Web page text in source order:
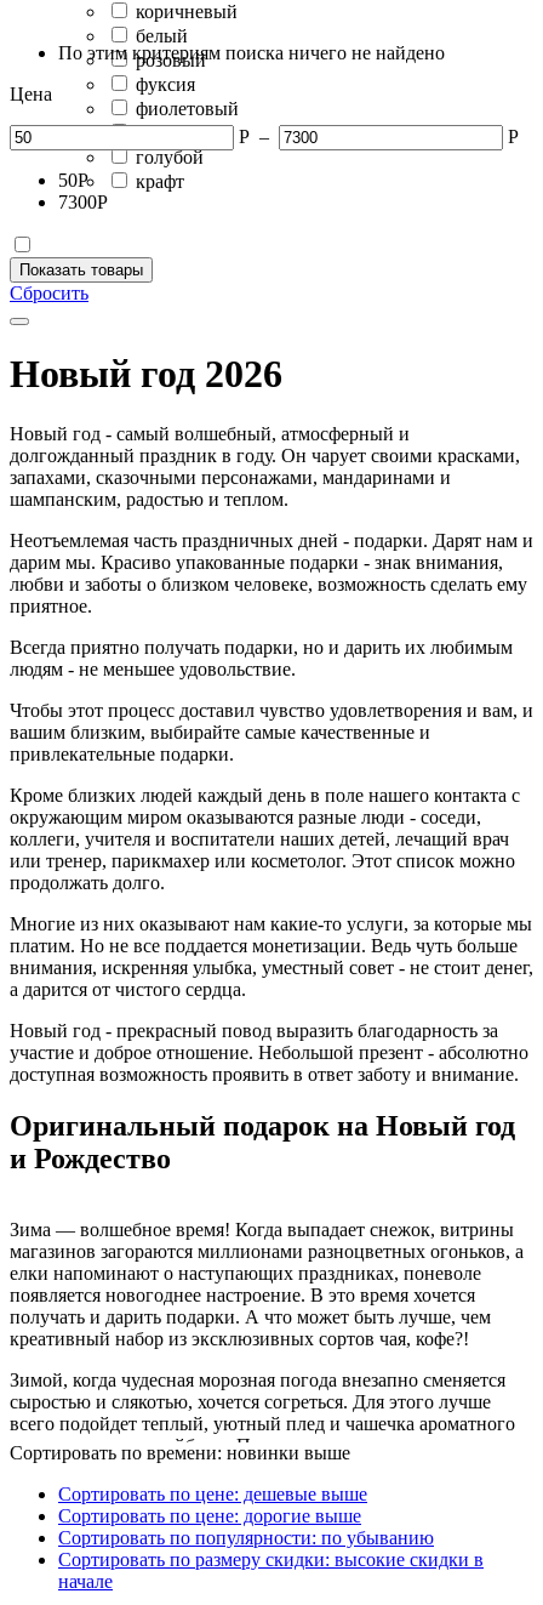
коричневый
белый
розовый
фуксия
фиолетовый
сиреневый
голубой
крафт
По этим критериям поиска ничего не найдено
Цена
Р – Р
50Р
7300Р
Показать товары
Сбросить
Новый год 2026
Новый год - самый волшебный, атмосферный и
долгожданный праздник в году. Он чарует своими красками,
запахами, сказочными персонажами, мандаринами и
шампанским, радостью и теплом.
Неотъемлемая часть праздничных дней - подарки. Дарят нам и
дарим мы. Красиво упакованные подарки - знак внимания,
любви и заботы о близком человеке, возможность сделать ему
приятное.
Всегда приятно получать подарки, но и дарить их любимым
людям - не меньшее удовольствие.
Чтобы этот процесс доставил чувство удовлетворения и вам, и
вашим близким, выбирайте самые качественные и
привлекательные подарки.
Кроме близких людей каждый день в поле нашего контакта с
окружающим миром оказываются разные люди - соседи,
коллеги, учителя и воспитатели наших детей, лечащий врач
или тренер, парикмахер или косметолог. Этот список можно
продолжать долго.
Многие из них оказывают нам какие-то услуги, за которые мы
платим. Но не все поддается монетизации. Ведь чуть больше
внимания, искренняя улыбка, уместный совет - не стоит денег,
а дарится от чистого сердца.
Новый год - прекрасный повод выразить благодарность за
участие и доброе отношение. Небольшой презент - абсолютно
доступная возможность проявить в ответ заботу и внимание.
Оригинальный подарок на Новый год
и Рождество
Зима — волшебное время! Когда выпадает снежок, витрины
магазинов загораются миллионами разноцветных огоньков, а
елки напоминают о наступающих праздниках, поневоле
появляется новогоднее настроение. В это время хочется
получать и дарить подарки. А что может быть лучше, чем
креативный набор из эксклюзивных сортов чая, кофе?!
Зимой, когда чудесная морозная погода внезапно сменяется
сыростью и слякотью, хочется согреться. Для этого лучше
всего подойдет теплый, уютный плед и чашечка ароматного
пуэра, улуна или ройбуша. Поэтому неудивительно, что в
интернет-магазине «Семь чашек» очень часто на Новый год,
Рождество клиенты хотят купить подарки из чая и кофе в
необычной упаковке. В нашем каталоге представлены
подарочные коробки, букеты, корзины и даже презенты в
форме торта, корабля или веера.
Сортировать по времени: новинки выше
Сортировать по цене: дешевые выше
Сортировать по цене: дорогие выше
Сортировать по популярности: по убыванию
Сортировать по размеру скидки: высокие скидки в
начале